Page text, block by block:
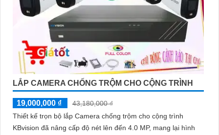
LẮP CAMERA CHỐNG TRỘM CHO CỘNG TRÌNH
19,000,000 ₫
43,180,000 ₫
Thiết kế trọn bộ lắp Camera chống trộm cho cộng trình
KBvision đã nâng cấp độ nét lên đến 4.0 MP, mang lại hình